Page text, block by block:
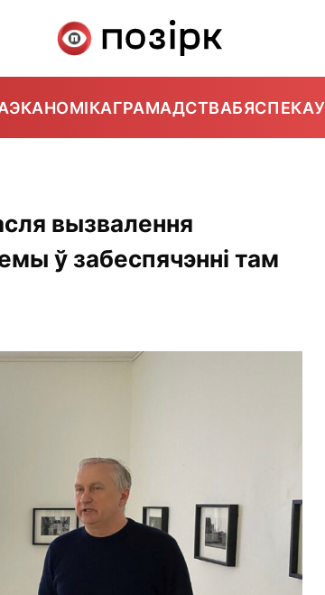
ЭКАНОМІКАГРАМАДСТВАБЯСПЕКА
вызвалення
ў забеспячэнні там